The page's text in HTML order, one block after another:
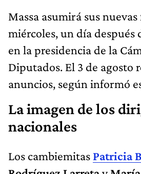
Massa asumirá sus
miércoles, un día después
en la presidencia de la
Diputados. El 3 de agosto
anuncios, según informó
La imagen de los
nacionales
Los cambiemitas Patricia